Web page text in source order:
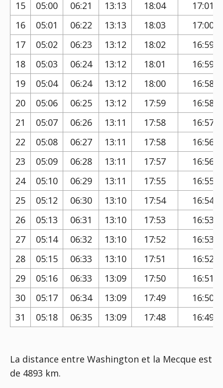
15
05:00 06:21 13:13 18:04
17:01
16
05:01 06:22 13:13 18:03
17:00
17
05:02 06:23 13:12 18:02
16:59
18
05:03 06:24 13:12 18:01
16:59
19
05:04 06:24 13:12 18:00
16:58
20
05:06 06:25 13:12 17:59
16:58
21
05:07 06:26 13:11 17:58
16:57
22
05:08 06:27 13:11 17:58
16:56
23
05:09 06:28 13:11 17:57
16:56
24
05:10 06:29 13:11 17:55
16:55
25
05:12 06:30 13:10 17:54
16:54
26
05:13 06:31 13:10 17:53
16:53
27
05:14 06:32 13:10 17:52
16:53
28
05:15 06:33 13:10 17:51
16:52
29
05:16 06:33 13:09 17:50
16:51
30
05:17 06:34 13:09 17:49
16:50
31
05:18 06:35 13:09 17:48 16:49
La distance entre Washington et la Mecque est
de 4893 km.